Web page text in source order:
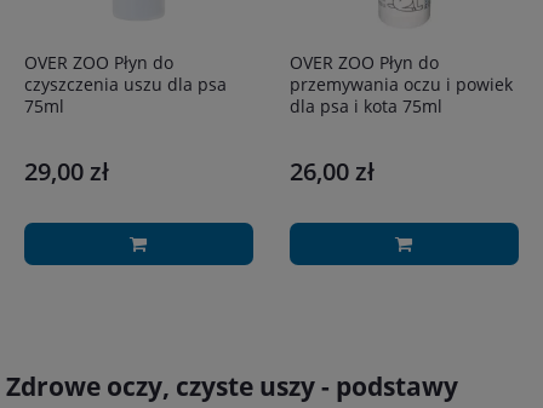
OVER ZOO Płyn do
czyszczenia uszu dla psa
75ml
29,00 zł
OVER ZOO Płyn do
przemywania oczu i powiek
dla psa i kota 75ml
26,00 zł
Zdrowe oczy, czyste uszy - podstawy